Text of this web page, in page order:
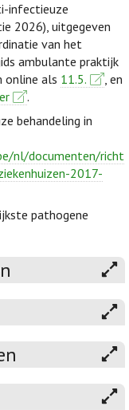
infectieuze
2026), uitgegeven
van het
ambulante praktijk
online als 11.5.
, en
.
behandeling in
nl/documenten/richt
2017-
pathogene